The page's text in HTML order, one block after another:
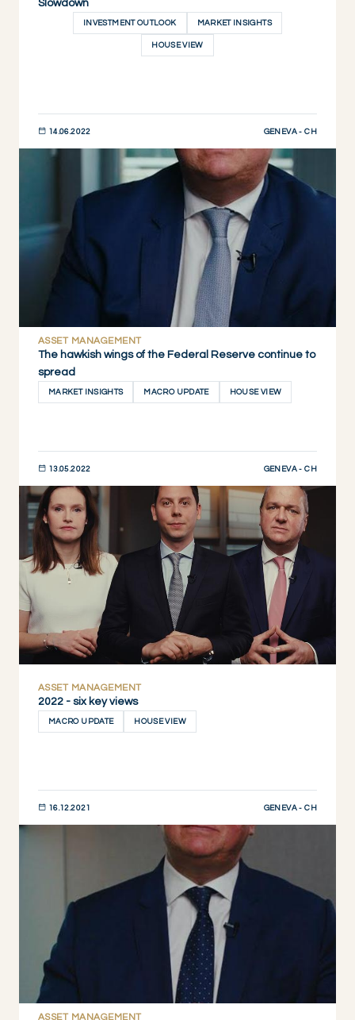
Slowdown
INVESTMENT OUTLOOK MARKET INSIGHTS
HOUSE VIEW
14.06.2022 GENEVA - CH
ASSET MANAGEMENT
The hawkish wings of the Federal Reserve continue to
spread
MARKET INSIGHTS MACRO UPDATE HOUSE VIEW
13.05.2022 GENEVA - CH
JETZT ENTDECKEN
ASSET MANAGEMENT
2022 - six key views
MACRO UPDATE HOUSE VIEW
16.12.2021 GENEVA - CH
ASSET MANAGEMENT